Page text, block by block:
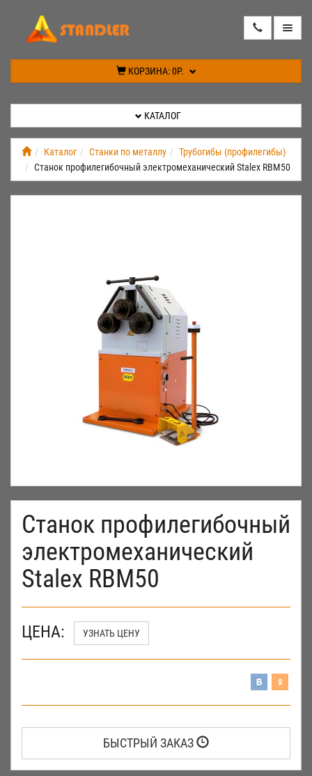
КОРЗИНА:0Р.
СПЕЦПРЕДЛОЖЕНИЕ
КАТАЛОГ
Каталог Станки по металлу
Трубогибы (профилегибы)
Станок профилегибочный электромеханический Stalex RBM50
Станок профилегибочный
электромеханический
Stalex RBM50
ЦЕНА: УЗНАТЬ ЦЕНУ
БЫСТРЫЙ ЗАКАЗ